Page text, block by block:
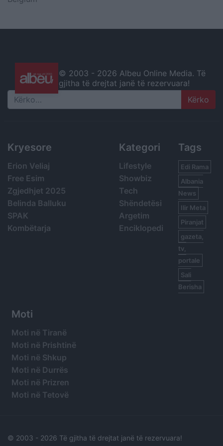
© 2003 - 2026 Albeu Online Media. Të
gjitha të drejtat janë të rezervuara!
Search
Kryesore
Erion Veliaj
Free Esim
Zgjedhjet 2025
Belinda Balluku
SPAK
Kombëtarja
Kategori
Lifestyle
Showbiz
Tech
Shëndetësi
Argetim
Enciklopedi
Tags
Edi Rama
Albania
News
Ilir Meta
Piranjat
gazeta,
tv,
portale
Sali
Berisha
Moti
Moti në Tiranë
Moti në Prishtinë
Moti në Shkup
Moti në Durrës
Moti në Prizren
Moti në Tetovë
© 2003 - 2026 Të gjitha të drejtat janë të rezervuara!